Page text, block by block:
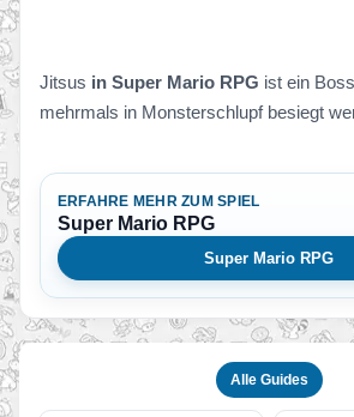
Jitsus in Super Mario RPG ist ein
mehrmals in Monsterschlupf besiegt
ERFAHRE MEHR ZUM SPIEL
Super Mario RPG
Super Mario RPG
Alle Guides